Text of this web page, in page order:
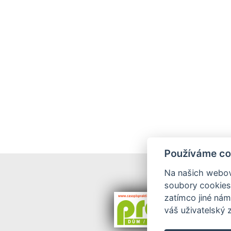
Používáme
Na našich
soubory
zatímco jiné
váš uživatelský